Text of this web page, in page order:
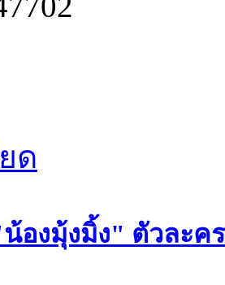
องมุ้งมิ้ง" ตัวละค